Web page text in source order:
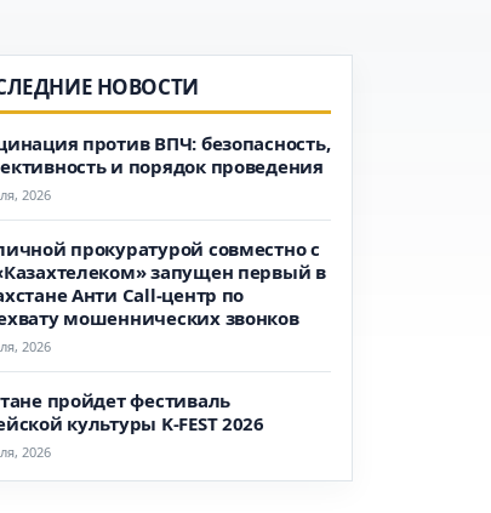
НОВОСТИ
против ВПЧ: безопасность,
и порядок проведения
2026
прокуратурой совместно с
запущен первый в
Анти Call-центр по
мошеннических звонков
2026
пройдет фестиваль
культуры K-FEST 2026
2026